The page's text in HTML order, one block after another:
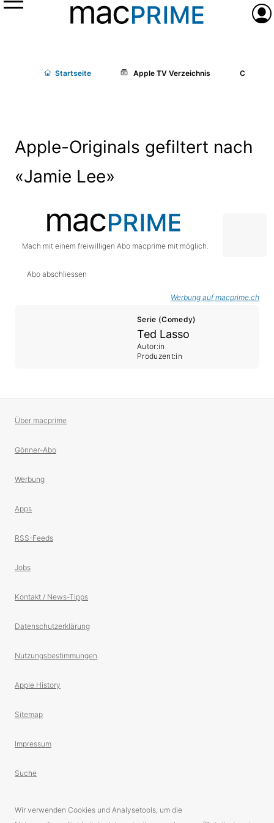
Menü
Startseite Apple TV Verzeichnis Cast/
Apple-Originals gefiltert nach
«Jamie Lee»
Mach mit einem freiwilligen Abo macprime mit möglich.
Abo abschliessen
Werbung auf macprime.ch
Serie (Comedy)
Ted Lasso
Autor:in
Produzent:in
Über macprime
Gönner-Abo
Werbung
Apps
RSS-Feeds
Jobs
Kontakt / News-Tipps
Datenschutzerklärung
Nutzungsbestimmungen
Apple History
Sitemap
Impressum
Suche
Wir verwenden Cookies und Analysetools, um die